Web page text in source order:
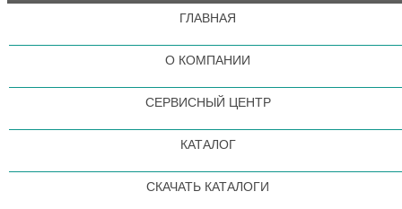
ГЛАВНАЯ
О КОМПАНИИ
СЕРВИСНЫЙ ЦЕНТР
КАТАЛОГ
СКАЧАТЬ КАТАЛОГИ